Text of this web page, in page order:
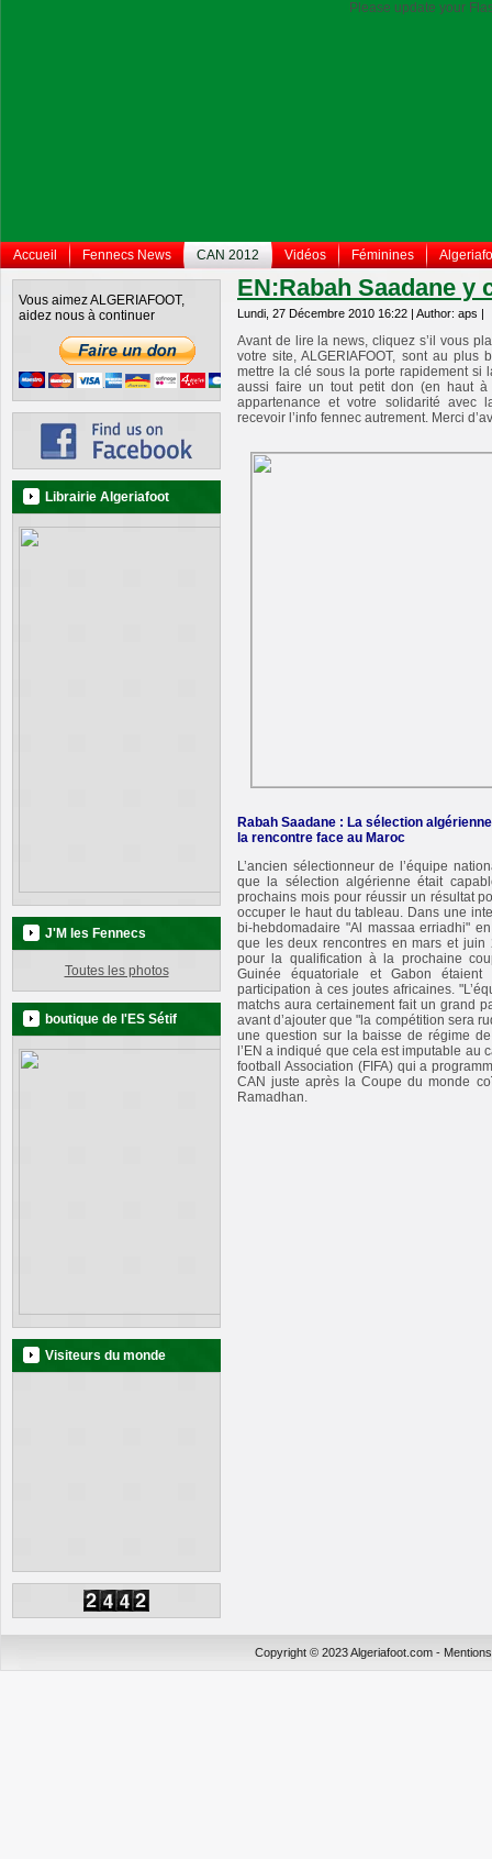
Please update your
Accueil Fennecs News CAN 2012 Vidéos Féminines
Vous aimez ALGERIAFOOT,
aidez nous à continuer
Librairie Algeriafoot
J'M les Fennecs
Toutes les photos
boutique de l'ES Sétif
Visiteurs du monde
EN:Rabah Saadane y
Lundi, 27 Décembre 2010 16:22 | Author: aps |
Avant de lire la news, cliquez s’il vous
votre site, ALGERIAFOOT, sont au plus
mettre la clé sous la porte rapidement si
aussi faire un tout petit don (en haut
appartenance et votre solidarité avec
recevoir l’info fennec autrement. Merci
Rabah Saadane : La sélection
la rencontre face au Maroc
L’ancien sélectionneur de l’équipe
que la sélection algérienne était
prochains mois pour réussir un résultat
occuper le haut du tableau. Dans une
bi-hebdomadaire "Al massaa erriadhi"
que les deux rencontres en mars et
pour la qualification à la prochaine
Guinée équatoriale et Gabon
participation à ces joutes africaines.
matchs aura certainement fait un grand
avant d’ajouter que "la compétition sera
une question sur la baisse de régime
l’EN a indiqué que cela est imputable
football Association (FIFA) qui a
CAN juste après la Coupe du monde
Ramadhan.
Copyright © 2023 Algeriafoot.com -